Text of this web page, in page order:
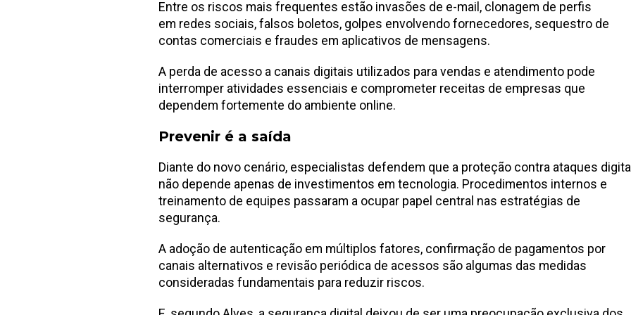
Entre os riscos mais frequentes estão invasões de e-mail, clonagem de perfis
em redes sociais, falsos boletos, golpes envolvendo fornecedores, sequestro de
contas comerciais e fraudes em aplicativos de mensagens.
A perda de acesso a canais digitais utilizados para vendas e atendimento pode
interromper atividades essenciais e comprometer receitas de empresas que
dependem fortemente do ambiente online.
Prevenir é a saída
Diante do novo cenário, especialistas defendem que a proteção contra ataques
não depende apenas de investimentos em tecnologia. Procedimentos internos e
treinamento de equipes passaram a ocupar papel central nas estratégias de
segurança.
A adoção de autenticação em múltiplos fatores, confirmação de pagamentos por
canais alternativos e revisão periódica de acessos são algumas das medidas
consideradas fundamentais para reduzir riscos.